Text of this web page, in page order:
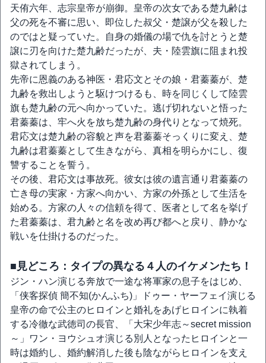
天侑六年、志宗皇帝が崩御。皇帝の次女である楚九齢は
父の死を不審に思い、即位した叔父・楚譲が父を殺した
のではと疑っていた。自身の婚儀の場で仇を討とうと楚
譲に刃を向けた楚九齢だったが、夫・陸雲旗に阻まれ投
獄されてしまう。
先帝に恩義のある神医・君応文とその娘・君蓁蓁が、楚
九齢を救出しようと駆けつけるも、時を同じくして陸雲
旗も楚九齢の元へ向かっていた。逃げ切れないと悟った
君蓁蓁は、牢へ火を放ち楚九齢の身代りとなって焼死。
君応文は楚九齢の容貌と声を君蓁蓁そっくりに変え、楚
九齢は君蓁蓁として生きながら、真相を明らかにし、復
讐することを誓う。
その後、君応文は事故死。彼女は彼の遺言通り君蓁蓁の
亡き母の実家・方家へ向かい、方家の外孫として生活を
始める。方家の人々の信頼を得て、医者として名を挙げ
た君蓁蓁は、君九齢と名を改め再び都へと戻り、静かな
戦いを仕掛けるのだった。
■見どころ：タイプの異なる４人のイケメンたち！
ジン・ハン演じる奔放で一途な将軍家の息子をはじめ、
「侠客探偵 簡不知(かんふち)」ドゥー・ヤーフェイ演じる
皇帝の命で公主のヒロインと婚礼をあげヒロインに執着
する冷徹な武徳司の長官、「大宋少年志～secret mission
～」ワン・ヨウシュオ演じる別人となったヒロインと一
時は婚約し、婚約解消した後も陰ながらヒロインを支え